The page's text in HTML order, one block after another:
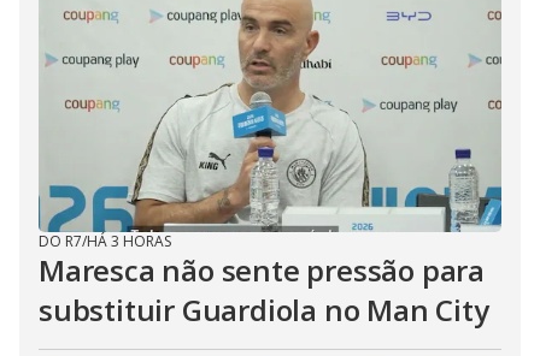
DO R7/HÁ 3 HORAS
Maresca não sente pressão para
substituir Guardiola no Man City